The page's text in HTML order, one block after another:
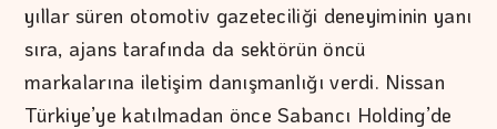
yıllar süren otomotiv gazeteciliği deneyiminin yanı
sıra, ajans tarafında da sektörün öncü
markalarına iletişim danışmanlığı verdi. Nissan
Türkiye’ye katılmadan önce Sabancı Holding’de